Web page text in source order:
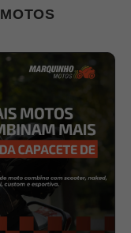
MOTOS